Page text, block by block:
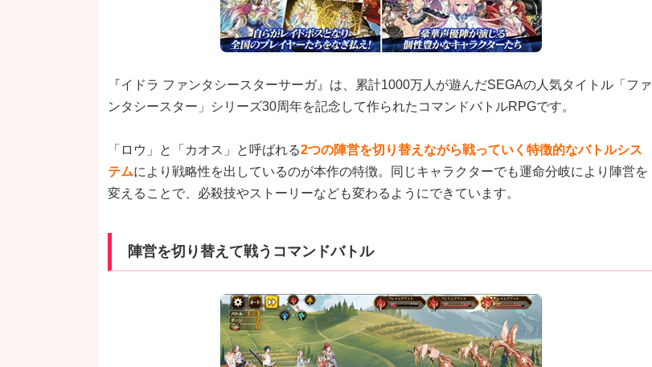
『イドラ ファンタシースターサーガ』は、累計1000万人が遊んだSEGAの人気タイトル「ファ
ンタシースター」シリーズ30周年を記念して作られたコマンドバトルRPGです。
「ロウ」と「カオス」と呼ばれる2つの陣営を切り替えながら戦っていく特徴的なバトルシス
テムにより戦略性を出しているのが本作の特徴。同じキャラクターでも運命分岐により陣営を
変えることで、必殺技やストーリーなども変わるようにできています。
陣営を切り替えて戦うコマンドバトル